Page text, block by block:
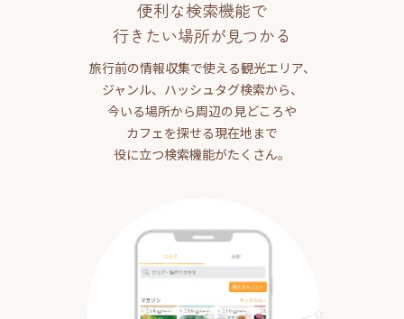
便利な検索機能で
行きたい場所が見つかる
旅行前の情報収集で使える観光エリア、
ジャンル、ハッシュタグ検索から、
今いる場所から周辺の見どころや
カフェを探せる現在地まで
役に立つ検索機能がたくさん。